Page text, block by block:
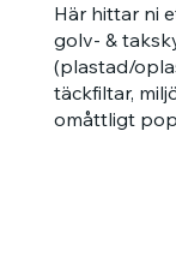
Här hittar ni
golv- &
(plastad/
täckfiltar,
omåttligt